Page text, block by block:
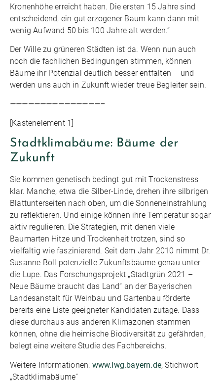
Kronenhöhe erreicht haben. Die ersten 15 Jahre sind
entscheidend, ein gut erzogener Baum kann dann mit
wenig Aufwand 50 bis 100 Jahre alt werden.“
Der Wille zu grüneren Städten ist da. Wenn nun auch
noch die fachlichen Bedingungen stimmen, können
Bäume ihr Potenzial deutlich besser entfalten – und
werden uns auch in Zukunft wieder treue Begleiter sein.
———————————————–
[Kastenelement 1]
Stadtklimabäume: Bäume der
Zukunft
Sie kommen genetisch bedingt gut mit Trockenstress
klar. Manche, etwa die Silber-Linde, drehen ihre silbrigen
Blattunterseiten nach oben, um die Sonneneinstrahlung
zu reflektieren. Und einige können ihre Temperatur sogar
aktiv regulieren: Die Strategien, mit denen viele
Baumarten Hitze und Trockenheit trotzen, sind so
vielfältig wie faszinierend. Seit dem Jahr 2010 nimmt Dr.
Susanne Böll potenzielle Zukunftsbäume genau unter
die Lupe. Das Forschungsprojekt „Stadtgrün 2021 –
Neue Bäume braucht das Land“ an der Bayerischen
Landesanstalt für Weinbau und Gartenbau förderte
bereits eine Liste geeigneter Kandidaten zutage. Dass
diese durchaus aus anderen Klimazonen stammen
können, ohne die heimische Biodiversität zu gefährden,
belegt eine weitere Studie des Fachbereichs.
Weitere Informationen: www.lwg.bayern.de, Stichwort
„Stadtklimabäume“